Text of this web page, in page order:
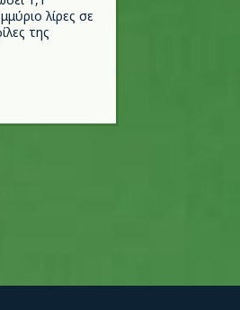
λίρες σε
της